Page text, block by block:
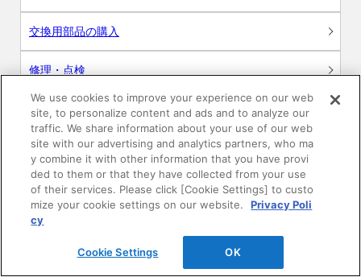
交換用部品の購入
修理・点検
お問い合わせ
ログイン
建築・設計関係者様向けサイト
ユーザー登録サービス
WEB見積システム
We use cookies to improve your experience on our web
site, to personalize content and ads and to analyze our
traffic. We share information about your use of our web
site with our advertising and analytics partners, who ma
y combine it with other information that you have provi
ded to them or that they have collected from your use
of their services. Please click [Cookie Settings] to custo
mize your cookie settings on our website.
Privacy Poli
cy
Cookie Settings OK